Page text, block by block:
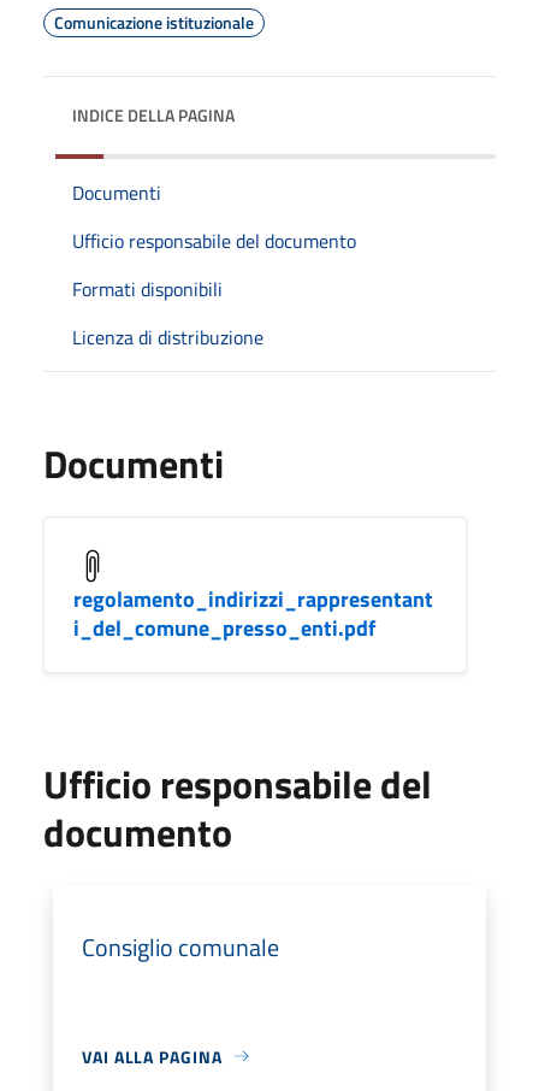
Comunicazione istituzionale
INDICE DELLA PAGINA
Documenti
Ufficio responsabile del documento
Formati disponibili
Licenza di distribuzione
Documenti
regolamento_indirizzi_rappresentant
i_del_comune_presso_enti.pdf
Ufficio responsabile del
documento
Consiglio comunale
VAI ALLA PAGINA